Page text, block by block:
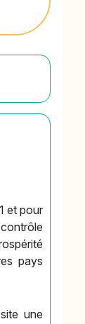
et pour
pays
une